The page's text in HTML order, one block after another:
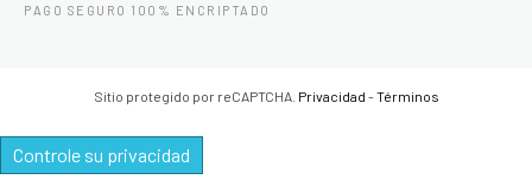
PAGO SEGURO 100% ENCRIPTADO
Sitio protegido por reCAPTCHA. Privacidad -Términos
Controle su privacidad